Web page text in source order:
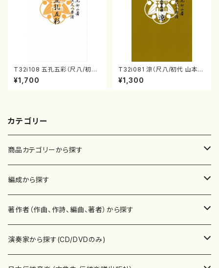
T32i108 五孔五彩（尺八/初代
石垣征山/尺八/都山式譜）都山
流公刊楽譜曲番:557
¥1,700
T32i081 涼（尺八/初代 山本邦
山/尺八/都山式譜）都山流公刊
楽譜曲番:530
¥1,300
カテゴリー
商品カテゴリーから探す
楽譜
書籍
書籍
テキストブック
CD・DVD
編成から探す
邦楽器
箏・琴（ソロ）
箏・琴（合奏）
合唱
著作者（作曲、作詩、編曲、著者）から探す
あ行
演奏家から探す(CD/DVDのみ)